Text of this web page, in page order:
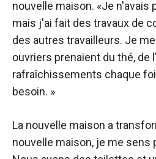
nouvelle maison. «Je n'avais
mais j'ai fait des travaux de
des autres travailleurs. Je
ouvriers prenaient du thé, de
rafraîchissements chaque
besoin. »
La nouvelle maison a
nouvelle maison, je me sens